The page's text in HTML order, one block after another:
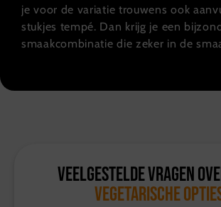
je voor de variatie trouwens ook
stukjes tempé. Dan krijg je een
smaakcombinatie die zeker in de
Veelgestelde vragen
vegetarische